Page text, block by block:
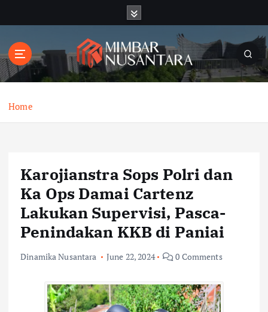
t
o
Home
Karojianstra Sops Polri dan
Ka Ops Damai Cartenz
Lakukan Supervisi, Pasca-
Penindakan KKB di Paniai
Dinamika Nusantara June 22, 2024 0 Comments